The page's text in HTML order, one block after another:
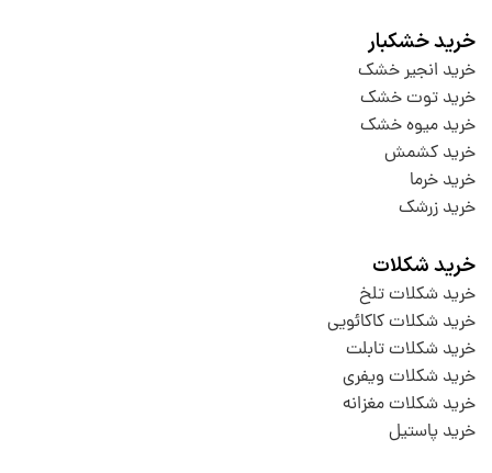
خرید خشکبار
خرید انجیر خشک
خرید توت خشک
خرید میوه خشک
خرید کشمش
خرید خرما
خرید زرشک
خرید شکلات
خرید شکلات تلخ
خرید شکلات کاکائویی
خرید شکلات تابلت
خرید شکلات ویفری
خرید شکلات مغزانه
خرید پاستیل